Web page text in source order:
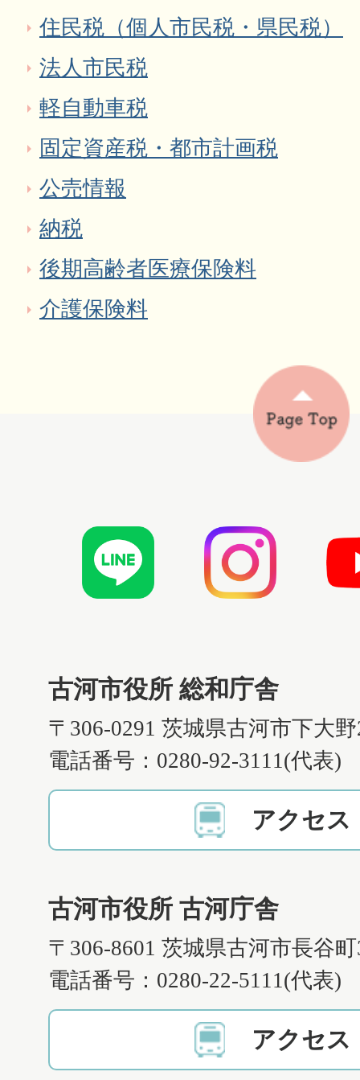
住民税（個人市民税・県民税）
法人市民税
軽自動車税
固定資産税・都市計画税
公売情報
納税
後期高齢者医療保険料
介護保険料
古河市役所 総和庁舎
〒306-0291 茨城県古河市下大
電話番号：0280-92-3111(代表)
アクセス
古河市役所 古河庁舎
〒306-8601 茨城県古河市長谷
電話番号：0280-22-5111(代表)
アクセス